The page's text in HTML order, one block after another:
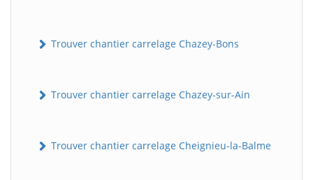
Trouver chantier carrelage Chazey-Bons
Trouver chantier carrelage Chazey-sur-Ain
Trouver chantier carrelage Cheignieu-la-Balme